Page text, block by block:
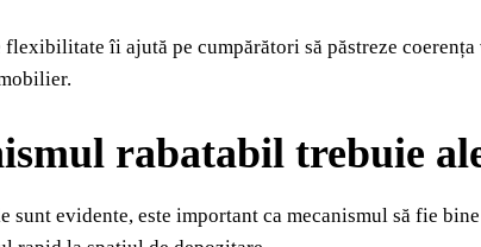
îi ajută pe cumpărători să păstreze
rabatabil trebuie
sunt evidente, este important ca mecanismul să fie